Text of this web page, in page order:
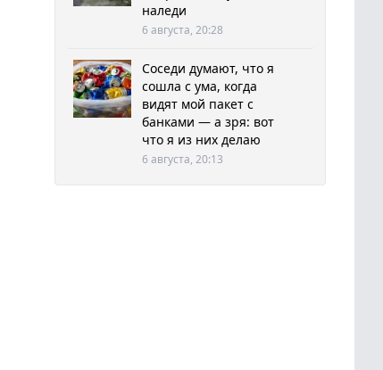
наледи
6 августа, 20:28
Соседи думают, что я
сошла с ума, когда
видят мой пакет с
банками — а зря: вот
что я из них делаю
6 августа, 20:13